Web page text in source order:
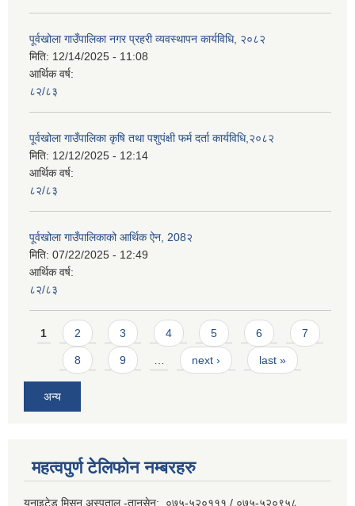
पूर्वखोला गाउँपालिका नगर प्रहरी व्यवस्थापन कार्यविधि, २०८२
मिति: 12/14/2025 - 11:08
आर्थिक वर्ष:
८२/८३
पूर्वखोला गाउँपालिका कृषि तथा पशुपंक्षी फर्म दर्ता कार्यविधि,२०८२
मिति: 12/12/2025 - 12:14
आर्थिक वर्ष:
८२/८३
पूर्वखोला गाउँपालिकाको आर्थिक ऐन, 208२
मिति: 07/22/2025 - 12:49
आर्थिक वर्ष:
८२/८३
Pages
1 2 3 4 5 6 7
8 9 next › last »
अन्य
महत्वपुर्ण टेलिफोन नम्बरहरु
युनाइटेड मिसन अस्पताल -तानसेन: ०७५-५२०१११ / ०७५-५२०९५८